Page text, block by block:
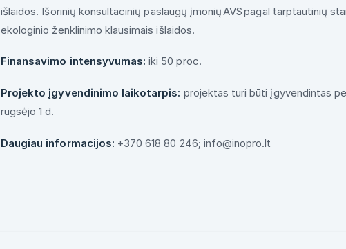
išlaidos. Išorinių konsultacinių paslaugų įmonių AVS pagal tarptautinių
ekologinio ženklinimo klausimais išlaidos.
Finansavimo intensyvumas:iki 50 proc.
Projekto įgyvendinimo laikotarpis: projektas turi būti įgyvendintas
rugsėjo 1 d.
Daugiau informacijos: +370 618 80 246; info@inopro.lt